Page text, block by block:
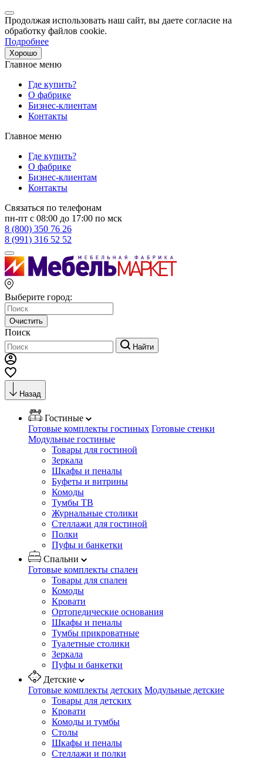
Продолжая использовать наш сайт, вы даете согласие на
обработку файлов cookie.
Подробнее
Хорошо
Главное меню
Где купить?
О фабрике
Бизнес-клиентам
Контакты
Главное меню
Где купить?
О фабрике
Бизнес-клиентам
Контакты
Связаться по телефонам
пн-пт с 08:00 до 17:00 по мск
8 (800) 350 76 26
8 (991) 316 52 52
Выберите город:
Очистить
Поиск
Найти
Назад
Гостиные
Готовые комплекты гостиных Готовые стенки
Модульные гостиные
Товары для гостиной
Зеркала
Шкафы и пеналы
Буфеты и витрины
Комоды
Тумбы ТВ
Журнальные столики
Стеллажи для гостиной
Полки
Пуфы и банкетки
Спальни
Готовые комплекты спален
Товары для спален
Комоды
Кровати
Ортопедические основания
Шкафы и пеналы
Тумбы прикроватные
Туалетные столики
Зеркала
Пуфы и банкетки
Детские
Готовые комплекты детских Модульные детские
Товары для детских
Кровати
Комоды и тумбы
Столы
Шкафы и пеналы
Стеллажи и полки